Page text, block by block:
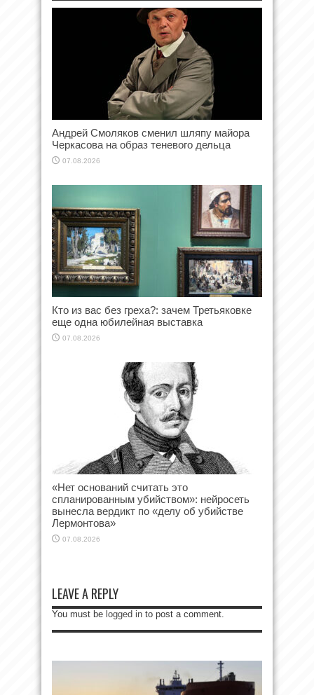
Андрей Смоляков сменил шляпу майора
Черкасова на образ теневого дельца
07.08.2026
Кто из вас без греха?: зачем Третьяковке
еще одна юбилейная выставка
07.08.2026
«Нет оснований считать это
спланированным убийством»: нейросеть
вынесла вердикт по «делу об убийстве
Лермонтова»
07.08.2026
LEAVE A REPLY
You must be logged in to post a comment.